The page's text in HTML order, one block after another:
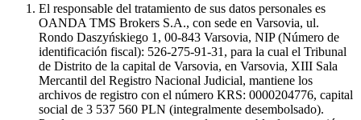
El responsable del tratamiento de sus datos personales es
OANDA TMS Brokers S.A., con sede en Varsovia, ul.
Rondo Daszyńskiego 1, 00-843 Varsovia, NIP (Número de
identificación fiscal): 526-275-91-31, para la cual el Tribunal
de Distrito de la capital de Varsovia, en Varsovia, XIII Sala
Mercantil del Registro Nacional Judicial, mantiene los
archivos de registro con el número KRS: 0000204776, capital
social de 3 537 560 PLN (integralmente desembolsado).